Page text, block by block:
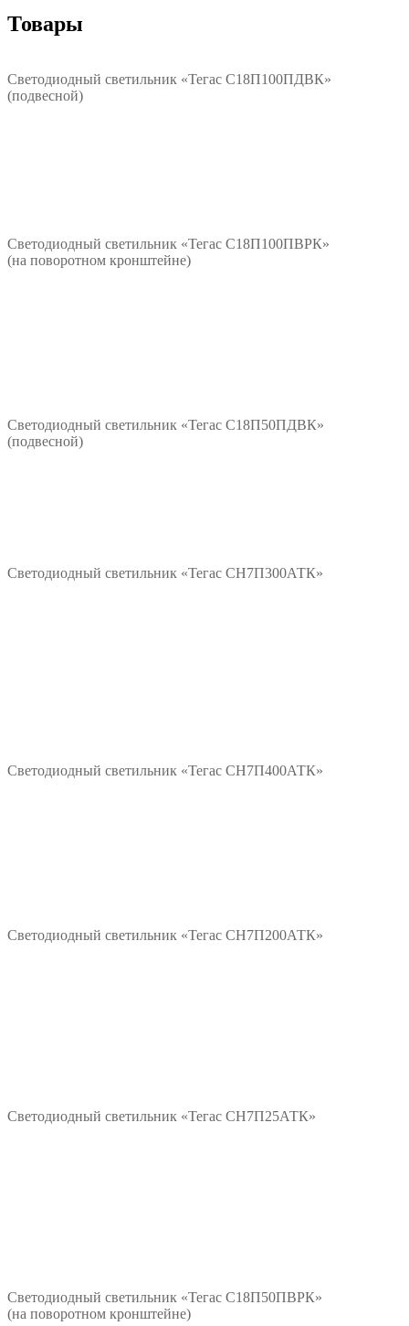
Товары
Светодиодный светильник «Тегас С18П100ПДВК»
(подвесной)
Светодиодный светильник «Тегас С18П100ПВРК»
(на поворотном кронштейне)
Светодиодный светильник «Тегас С18П50ПДВК»
(подвесной)
Светодиодный светильник «Тегас СН7П300АТК»
Светодиодный светильник «Тегас СН7П400АТК»
Светодиодный светильник «Тегас СН7П200АТК»
Светодиодный светильник «Тегас СН7П25АТК»
Светодиодный светильник «Тегас С18П50ПВРК»
(на поворотном кронштейне)